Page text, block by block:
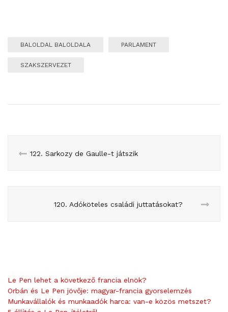
BALOLDAL BALOLDALA PARLAMENT
SZAKSZERVEZET
122. Sarkozy de Gaulle-t játszik
120. Adóköteles családi juttatásokat?
Le Pen lehet a következő francia elnök?
Orbán és Le Pen jövője: magyar-francia gyorselemzés
Munkavállalók és munkaadók harca: van-e közös metszet?